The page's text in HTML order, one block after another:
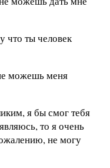
что ты человек
можешь меня
я бы смог тебя
то я очень
не могу